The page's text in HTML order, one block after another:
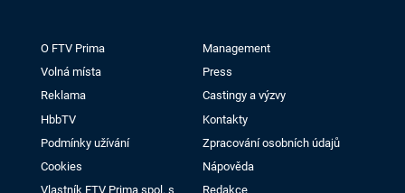
O FTV Prima
Management
Volná místa
Press
Reklama
Castingy a výzvy
HbbTV
Kontakty
Podmínky užívání
Zpracování osobních údajů
Cookies
Nápověda
Vlastník FTV Prima spol. s
Redakce